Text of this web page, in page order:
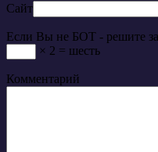
Сайт
Если Вы не БОТ - решите
× 2 = шесть
Комментарий